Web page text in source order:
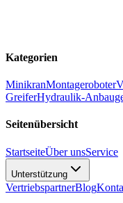
Kategorien
MinikranMontageroboter
GreiferHydraulik-
Seitenübersicht
StartseiteÜber unsService
Unterstützung
VertriebspartnerBlog